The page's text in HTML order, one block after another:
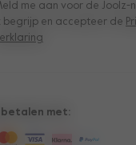
me aan voor de Joolz-
me aan voor de Joolz-
begrijp en accepteer de
betalen met: